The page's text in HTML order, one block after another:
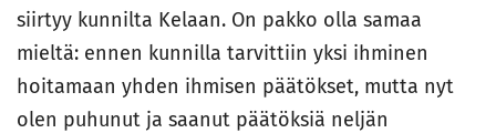
siirtyy kunnilta Kelaan. On pakko olla samaa
mieltä: ennen kunnilla tarvittiin yksi ihminen
hoitamaan yhden ihmisen päätökset, mutta nyt
olen puhunut ja saanut päätöksiä neljän